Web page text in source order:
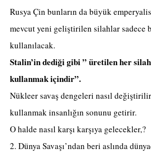
Rusya Çin bunların da büyük
mevcut yeni geliştirilen silahlar sadece
kullanılacak.
Stalin’in dediği gibi ” üretilen her
kullanmak içindir”.
Nükleer savaş dengeleri nasıl
kullanmak insanlığın sonunu getirir.
O halde nasıl karşı karşıya gelecekler,?
2. Dünya Savaşı’ndan beri aslında